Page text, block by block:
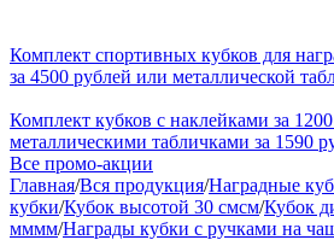
Комплект спортивных кубков для
за 4500 рублей или металлической
Комплект кубков с наклейками за
металлическими табличками за 1590
Все промо-акции
Главная/Вся продукция/Наградные
кубки/Кубок высотой 30 смсм/Кубок
мммм/Награды кубки с ручками на